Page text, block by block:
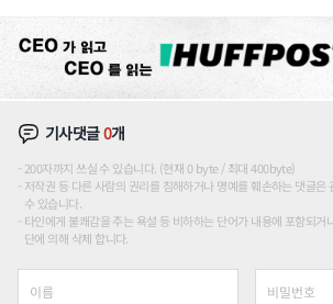
기사댓글0개
200자까지 쓰실 수 있습니다. (현재 0 byte / 최대 400byte)
저작권 등 다른 사람의 권리를 침해하거나 명예를 훼손하는 댓글은
수 있습니다.
타인에게 불쾌감을 주는 욕설 등 비하하는 단어가 내용에 포함되거
단에 의해 삭제 합니다.